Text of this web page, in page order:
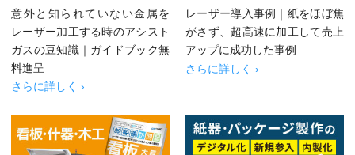
意外と知られていない金属を
レーザー加工する時のアシスト
ガスの豆知識｜ガイドブック無
料進呈
さらに詳しく ›
レーザー導入事例｜紙をほぼ焦
がさず、超高速に加工して売上
アップに成功した事例
さらに詳しく ›